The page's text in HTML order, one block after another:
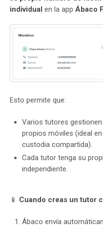
individual en la app Ábaco
Esto permite que:
Varios tutores
propios móviles (ideal
custodia compartida).
Cada tutor tenga su
independiente.
📱 Cuando creas un tutor
Ábaco envía